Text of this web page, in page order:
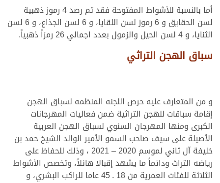
أما بالنسبة للأشواط المفتوحة فقد تم رصد 4 رموز ذهبية
لسن الحقايق و 6 رموز لسن اللقايا، و 6 لسن الجذاع، و 6 لسن
الثنايا، و 4 لسن الحيل والزمول بعدد اجمالي 26 رمزاً ذهبياً.
سباق الهجن التراثي
و من المتعارف عليه حرص اللجنه المنظمه لسباق الهجن
إقامة سباقات للهجن التراثية ضمن فعاليات المهرجانات
الكبرى ومنها المهرجان السنوي لسباق الهجن العربية
الأصيلة على سيف صاحب السمو الأمير الوالد الشيخ حمد بن
خليفة آل ثاني لموسم 2020 – 2021 ، وذلك للحفاظ على
رياضه التراث ودائماً ما يشهد إقبالا هائلاً، وتخصص الأشواط
الثلاثة للفئات العمرية من 18 ـ 45 عاما للراكب البشري، و